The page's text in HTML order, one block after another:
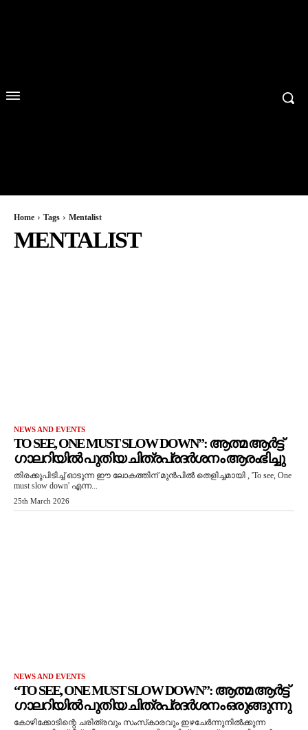
Home Tags Mentalist
MENTALIST
NEWS AND EVENTS
TO SEE, ONE MUST SLOW DOWN”: ആത്മ ആർട്ട്
ഗാലറിയിൽ പുതിയ ചിത്രപ്രദർശനം ആരംഭിച്ചു
തിരക്കുപിടിച്ച് ഓടുന്ന ഈ ലോകത്തിന് മുൻപിൽ തെളിച്ചമായി , 'To see, One
must slow down' എന്ന...
25th March 2026
NEWS AND EVENTS
“TO SEE, ONE MUST SLOW DOWN”: ആത്മ ആർട്ട്
ഗാലറിയിൽ പുതിയ ചിത്രപ്രദർശനം ഒരുങ്ങുന്നു
കോഴിക്കോടിന്റെ ചരിത്രവും സംസ്‌കാരവും ഇഴചേർന്നുനിൽക്കുന്ന